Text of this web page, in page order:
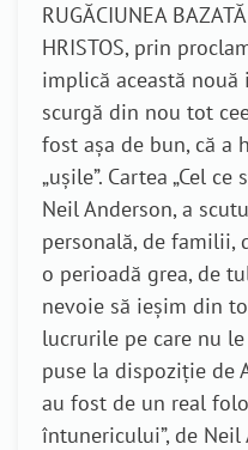
RUGĂCIUNEA
HRISTOS, prin
implică această nouă
scurgă din nou tot
fost așa de bun, că a
„ușile”. Cartea „Cel
Neil Anderson, a
personală, de familii,
o perioadă grea, de
nevoie să ieșim din
lucrurile pe care nu
puse la dispoziție de
au fost de un real
întunericului”, de Neil